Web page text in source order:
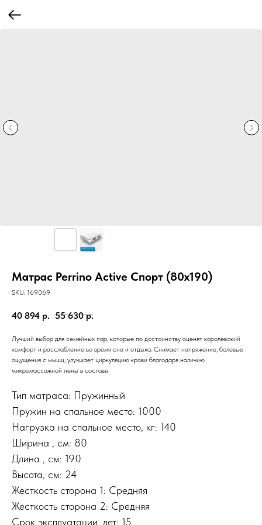
Матрас Perrino Active Спорт (80х190)
SKU: 169069
40 894 р. 55 630 р.
Лучший выбор для семейных пар, которые по достоинству оценят королевский
комфорт и расслабление во время сна и отдыха. Снимает напряжение, болевые
ощущения с мышц, улучшает циркуляцию крови благодаря наличию
микромассажной пены в составе.
Тип матраса: Пружинный
Пружин на спальное место: 1000
Нагрузка на спальное место, кг: 140
Ширина , см: 80
Длина , см: 190
Высота, см: 24
Жесткость сторона 1: Средняя
Жесткость сторона 2: Средняя
Срок эксплуатации, лет: 15